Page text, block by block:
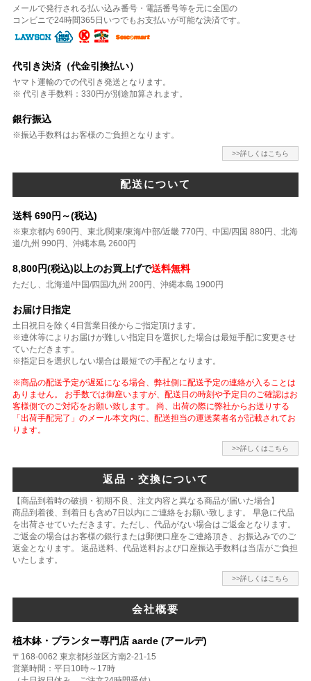
メールで発行される払い込み番号・電話番号等を元に全国の
コンビニで24時間365日いつでもお支払いが可能な決済です。
代引き決済（代金引換払い）
ヤマト運輸のでの代引き発送となります。
※ 代引き手数料：330円が別途加算されます。
銀行振込
※振込手数料はお客様のご負担となります。
>>詳しくはこちら
配送について
送料 690円～(税込)
※東京都内 690円、東北/関東/東海/中部/近畿 770円、中国/四国 880円、北海
道/九州 990円、沖縄本島 2600円
8,800円(税込)以上のお買上げで送料無料
ただし、北海道/中国/四国/九州 200円、沖縄本島 1900円
お届け日指定
土日祝日を除く4日営業日後からご指定頂けます。
※連休等によりお届けが難しい指定日を選択した場合は最短手配に変更させ
ていただきます。
※指定日を選択しない場合は最短での手配となります。
※商品の配送予定が遅延になる場合、弊社側に配送予定の連絡が入ることは
ありません。 お手数では御座いますが、配送日の時刻や予定日のご確認はお
客様側でのご対応をお願い致します。 尚、出荷の際に弊社からお送りする
「出荷手配完了」のメール本文内に、配送担当の運送業者名が記載されてお
ります。
>>詳しくはこちら
返品・交換について
【商品到着時の破損・初期不良、注文内容と異なる商品が届いた場合】
商品到着後、到着日も含め7日以内にご連絡をお願い致します。 早急に代品
を出荷させていただきます。ただし、代品がない場合はご返金となります。
ご返金の場合はお客様の銀行または郵便口座をご連絡頂き、お振込みでのご
返金となります。 返品送料、代品送料および口座振込手数料は当店がご負担
いたします。
>>詳しくはこちら
会社概要
植木鉢・プランター専門店 aarde (アールデ)
〒168-0062 東京都杉並区方南2-21-15
営業時間：平日10時～17時